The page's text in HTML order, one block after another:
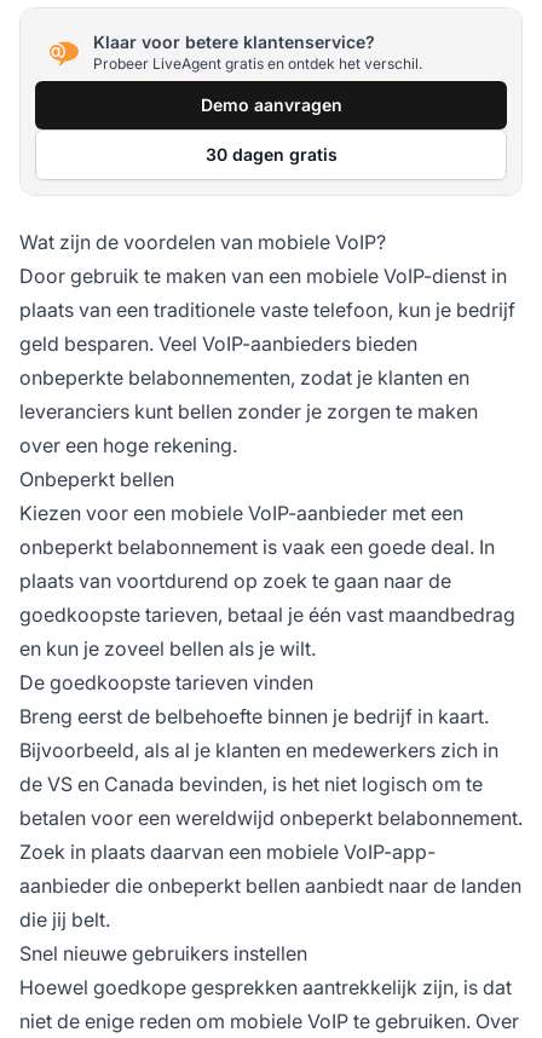
Klaar voor betere klantenservice?
Probeer LiveAgent gratis en ontdek het verschil.
Demo aanvragen
30 dagen gratis
Wat zijn de voordelen van mobiele VoIP?
Door gebruik te maken van een mobiele VoIP-dienst in
plaats van een traditionele vaste telefoon, kun je bedrijf
geld besparen. Veel VoIP-aanbieders bieden
onbeperkte belabonnementen, zodat je klanten en
leveranciers kunt bellen zonder je zorgen te maken
over een hoge rekening.
Onbeperkt bellen
Kiezen voor een mobiele VoIP-aanbieder met een
onbeperkt belabonnement is vaak een goede deal. In
plaats van voortdurend op zoek te gaan naar de
goedkoopste tarieven, betaal je één vast maandbedrag
en kun je zoveel bellen als je wilt.
De goedkoopste tarieven vinden
Breng eerst de belbehoefte binnen je bedrijf in kaart.
Bijvoorbeeld, als al je klanten en medewerkers zich in
de VS en Canada bevinden, is het niet logisch om te
betalen voor een wereldwijd onbeperkt belabonnement.
Zoek in plaats daarvan een mobiele VoIP-app-
aanbieder die onbeperkt bellen aanbiedt naar de landen
die jij belt.
Snel nieuwe gebruikers instellen
Hoewel goedkope gesprekken aantrekkelijk zijn, is dat
niet de enige reden om mobiele VoIP te gebruiken. Over